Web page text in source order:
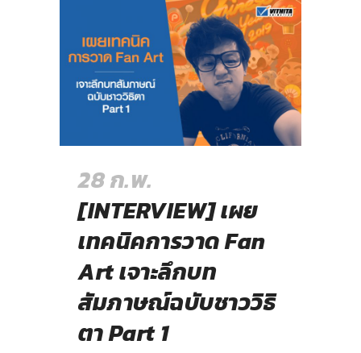
28 ก.พ.
[INTERVIEW] เผย
เทคนิคการวาด Fan
Art เจาะลึกบท
สัมภาษณ์ฉบับชาววิธิ
ตา Part 1